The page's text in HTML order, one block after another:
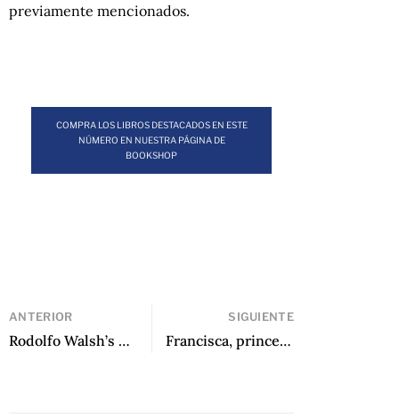
previamente mencionados.
COMPRA LOS LIBROS DESTACADOS EN ESTE
NÚMERO EN NUESTRA PÁGINA DE
BOOKSHOP
ANTERIOR
Rodolfo Walsh’s Last Case de Elsa Drucaroff, traducido por Slava Faybysh
SIGUIENTE
Francisca, princesa del Perú de Alonso Cueto